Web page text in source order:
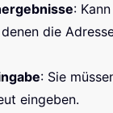
:
die
: Sie
eingeben.